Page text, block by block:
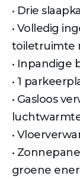
• Drie
• Volledig
toiletruimte
• Inpandige
• 1
• Gasloos
•
•
groene